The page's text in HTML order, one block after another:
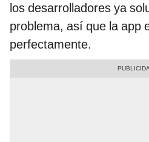
los desarrolladores ya
problema, así que la app
perfectamente.